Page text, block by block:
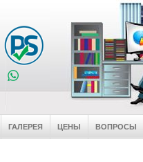
ГАЛЕРЕЯ ЦЕНЫ ВОПРОСЫ